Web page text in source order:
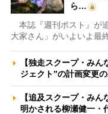
ら…
本誌『週刊ポスト』が
大家さん」がいよいよ最
【独走スクープ・み
ジェクト”の計画変更
【追及スクープ・み
明かされる柳瀬健一・